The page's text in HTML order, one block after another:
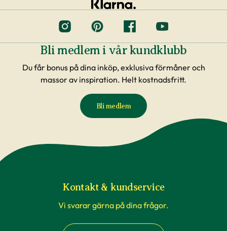
Bli medlem i vår kundklubb
Du får bonus på dina inköp, exklusiva förmåner och
massor av inspiration. Helt kostnadsfritt.
Bli medlem
Kontakt & kundservice
Vi svarar gärna på dina frågor.